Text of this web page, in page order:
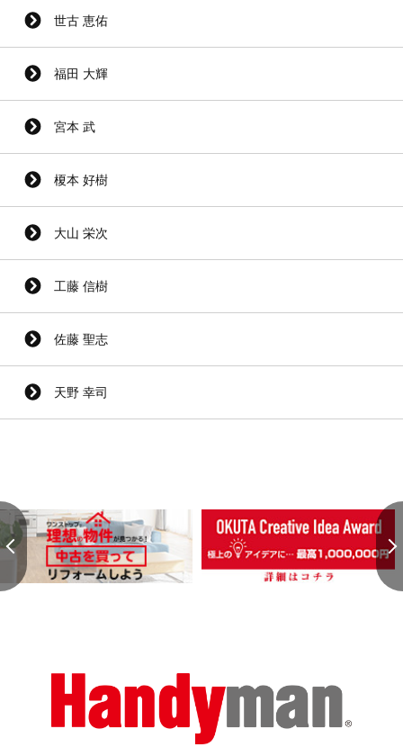
世古 恵佑
福田 大輝
宮本 武
榎本 好樹
大山 栄次
工藤 信樹
佐藤 聖志
天野 幸司